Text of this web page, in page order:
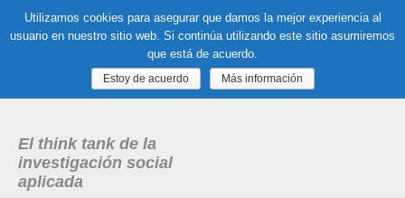
El think tank de la
investigación social
aplicada
Utilizamos cookies para asegurar que damos la mejor experiencia al
usuario en nuestro sitio web. Si continúa utilizando este sitio asumiremos
que está de acuerdo.
Estoy de acuerdo Más información